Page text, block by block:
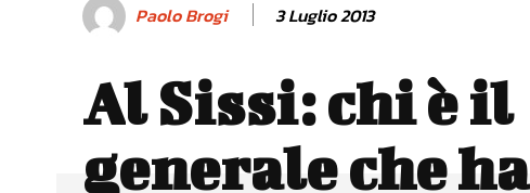
Paolo Brogi 3 Luglio 2013
Al Sissi: chi è il
generale che ha